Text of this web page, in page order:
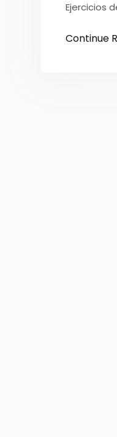
Ejercicios
Continue